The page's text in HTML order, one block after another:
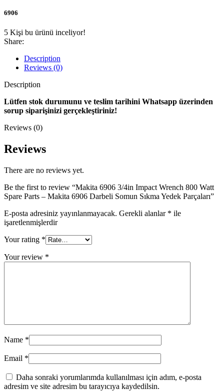
6906
5 Kişi bu ürünü inceliyor!
Share:
Description
Reviews (0)
Description
Lütfen stok durumunu ve teslim tarihini Whatsapp üzerinden
sorup siparişinizi gerçekleştiriniz!
Reviews (0)
Reviews
There are no reviews yet.
Be the first to review “Makita 6906 3/4in Impact Wrench 800 Watt
Spare Parts – Makita 6906 Darbeli Somun Sıkma Yedek Parçaları”
E-posta adresiniz yayınlanmayacak. Gerekli alanlar * ile
işaretlenmişlerdir
Your rating *
Your review *
Name *
Email *
Daha sonraki yorumlarımda kullanılması için adım, e-posta
adresim ve site adresim bu tarayıcıya kaydedilsin.